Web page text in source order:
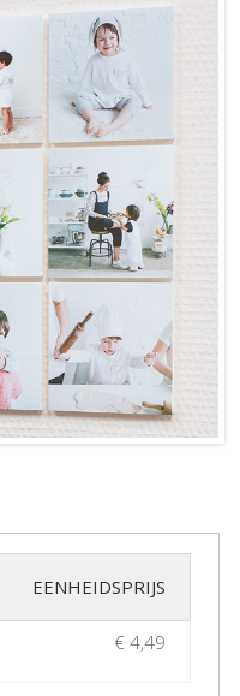
EENHEIDSPRIJS
€ 4,49